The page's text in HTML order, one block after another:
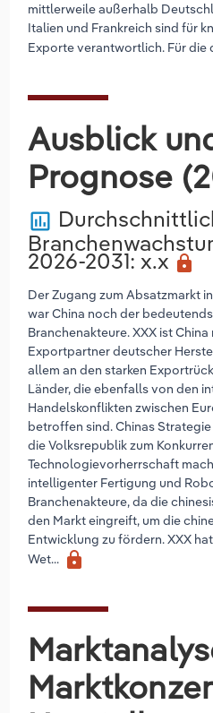
mittlerweile außerhalb
Italien und Frankreich sind für
Exporte verantwortlich. Für die
Ausblick
Prognose
poll
2026-2031: x.x lock
Der Zugang zum Absatzmarkt
war China noch der
Branchenakteure. XXX ist
Exportpartner deutscher
allem an den starken
Länder, die ebenfalls von den
Handelskonflikten zwischen
betroffen sind. Chinas
die Volksrepublik zum
Technologievorherrschaft
intelligenter Fertigung und
Branchenakteure, da die
den Markt eingreift, um die
Entwicklung zu fördern. XXX
Wet... lock